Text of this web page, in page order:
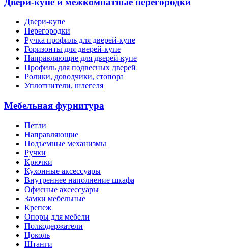
Двери-купе
Перегородки
Ручка профиль для дверей-купе
Горизонты для дверей-купе
Направляющие для дверей-купе
Профиль для подвесных дверей
Ролики, доводчики, стопора
Уплотнители, шлегеля
Мебельная фурнитура
Петли
Направляющие
Подъемные механизмы
Ручки
Крючки
Кухонные аксессуары
Внутреннее наполнение шкафа
Офисные аксессуары
Замки мебельные
Крепеж
Опоры для мебели
Полкодержатели
Цоколь
Штанги